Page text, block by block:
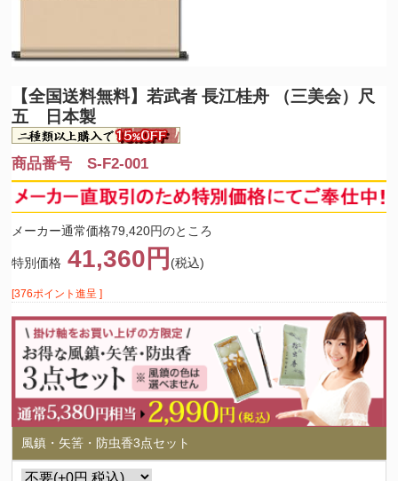
【全国送料無料】若武者 長江桂舟 （三美会）尺
五 日本製
商品番号 S-F2-001
メーカー通常価格79,420円のところ
特別価格 41,360円 (税込)
[376ポイント進呈 ]
風鎮・矢筈・防虫香3点セット